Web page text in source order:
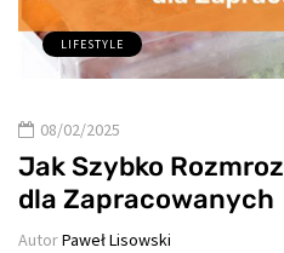
LIFESTYLE
08/02/2025
Jak Szybko
dla Zapracowanych
AutorPaweł Lisowski